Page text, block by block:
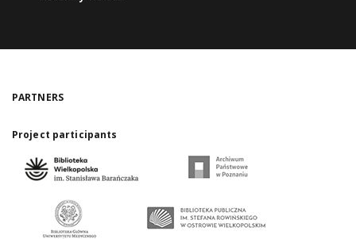
PARTNERS
Project participants